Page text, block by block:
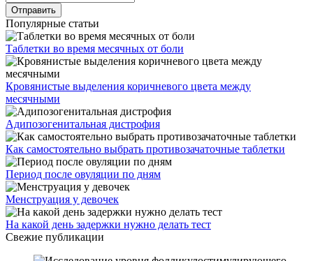
Популярные статьи
Таблетки во время месячных от боли
Кровянистые выделения коричневого цвета между
месячными
Адипозогенитальная дистрофия
Как самостоятельно выбрать противозачаточные таблетки
Период после овуляции по дням
Менструация у девочек
На какой день задержки нужно делать тест
Свежие публикации